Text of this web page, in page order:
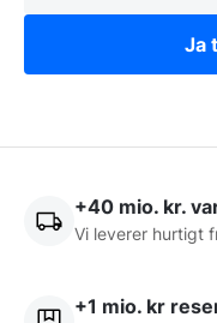
Ja
+40 mio. kr.
Vi leverer hurtigt
+1 mio. kr